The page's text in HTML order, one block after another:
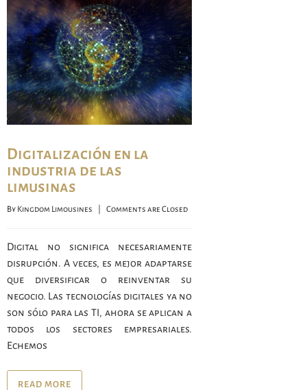
Digitalización en la
industria de las
limusinas
By Kingdom Limousines Comments are Closed
Digital no significa necesariamente
disrupción. A veces, es mejor adaptarse
que diversificar o reinventar su
negocio. Las tecnologías digitales ya no
son sólo para las TI, ahora se aplican a
todos los sectores empresariales.
Echemos
READ MORE